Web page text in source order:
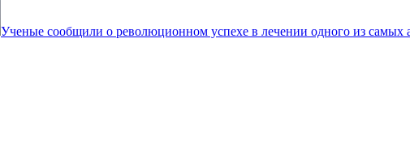
Ученые сообщили о революционном успехе в лечении одного из самых